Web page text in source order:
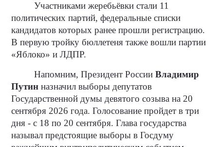
Участниками жеребьёвки стали 11
политических партий, федеральные списки
кандидатов которых ранее прошли регистрацию.
В первую тройку бюллетеня также вошли партии
«Яблоко» и ЛДПР.
Напомним, Президент РоссииВладимир
Путин назначил выборы депутатов
Государственной думы девятого созыва на 20
сентября 2026 года. Голосование пройдет в три
дня - с 18 по 20 сентября. Глава государства
называл предстоящие выборы в Госдуму